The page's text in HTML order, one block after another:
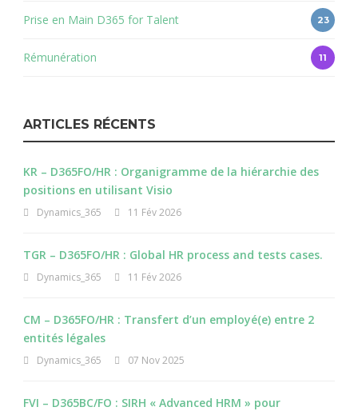
Prise en Main D365 for Talent 23
Rémunération 11
ARTICLES RÉCENTS
KR – D365FO/HR : Organigramme de la hiérarchie des
positions en utilisant Visio
Dynamics_365 11 Fév 2026
TGR – D365FO/HR : Global HR process and tests cases.
Dynamics_365 11 Fév 2026
CM – D365FO/HR : Transfert d’un employé(e) entre 2
entités légales
Dynamics_365 07 Nov 2025
FVI – D365BC/FO : SIRH « Advanced HRM » pour